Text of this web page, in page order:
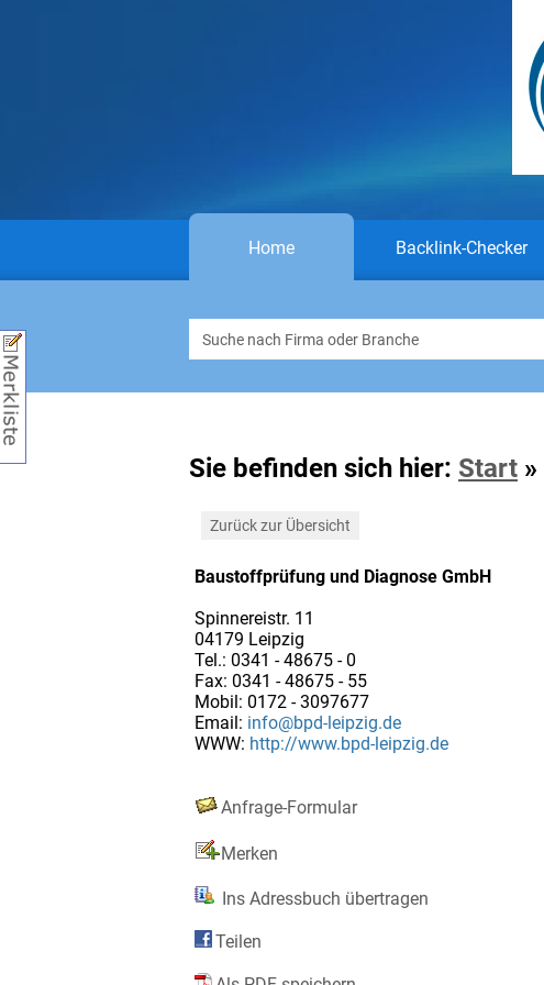
Home Backlink-Checker
Sie befinden sich hier: Start »
Zurück zur Übersicht
Baustoffprüfung und Diagnose GmbH
Spinnereistr. 11
04179 Leipzig
Tel.: 0341 - 48675 - 0
Fax: 0341 - 48675 - 55
Mobil: 0172 - 3097677
Email: info@bpd-leipzig.de
WWW: http://www.bpd-leipzig.de
Anfrage-Formular
Merken
Ins Adressbuch übertragen
Teilen